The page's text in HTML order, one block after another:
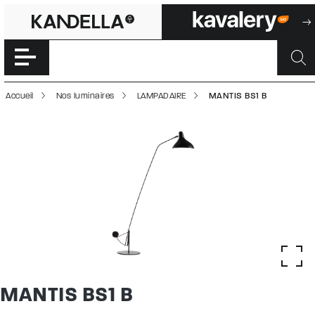
MANTIS BS1 B |
Accéder directement au contenu de la page
Accueil Nos luminaires LAMPADAIRE MANTIS BS1 B
MANTIS BS1 B